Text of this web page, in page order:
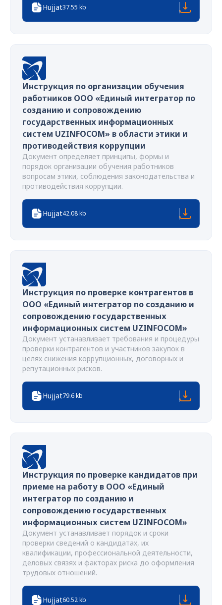
Hujjat37.55 kb
Инструкция по организации обучения
работников ООО «Единый интегратор по
созданию и сопровождению
государственных информационных
систем UZINFOCOM» в области этики и
противодействия коррупции
Документ определяет принципы, формы и
порядок организации обучения работников
вопросам этики, соблюдения законодательства и
противодействия коррупции.
Hujjat42.08 kb
Инструкция по проверке контрагентов в
ООО «Единый интегратор по созданию и
сопровождению государственных
информационных систем UZINFOCOM»
Документ устанавливает требования и процедуры
проверки контрагентов и участников закупок в
целях снижения коррупционных, договорных и
репутационных рисков.
Hujjat79.6 kb
Инструкция по проверке кандидатов при
приеме на работу в ООО «Единый
интегратор по созданию и
сопровождению государственных
информационных систем UZINFOCOM»
Документ устанавливает порядок и сроки
проверки сведений о кандидатах, их
квалификации, профессиональной деятельности,
деловых связях и факторах риска до оформления
трудовых отношений.
Hujjat60.52 kb